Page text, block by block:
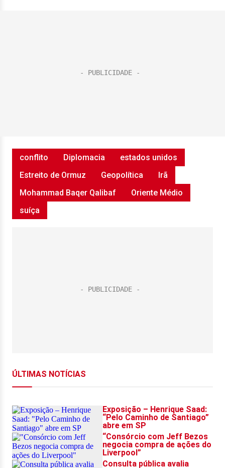
conflito Diplomacia
estados unidos
Estreito de Ormuz
Geopolítica
Irã
Mohammad Baqer Qalibaf
Oriente Médio
suíça